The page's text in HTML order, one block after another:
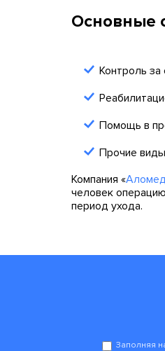
Основные
Контроль
Помощь в
Прочие
Компания «Аломед
человек
период ухода.
Заполняя